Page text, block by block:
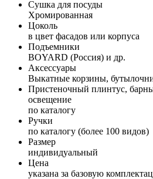
Сушка для посуды
Хромированная
Цоколь
в цвет фасадов или корпуса
Подъемники
BOYARD (Россия) и др.
Аксессуары
Выкатные корзины,
Пристеночный плинтус,
освещение
по каталогу
Ручки
по каталогу (более 100 видов)
Размер
индивидуальный
Цена
указана за базовую